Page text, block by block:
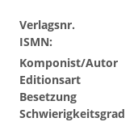
Verlagsnr.
ISMN:
Komponist/Autor
Editionsart
Besetzung
Schwierigkeitsgrad